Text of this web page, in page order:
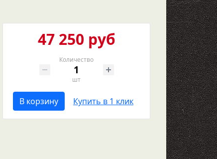
47 250 руб
Количество
шт
В корзину Купить в 1 клик